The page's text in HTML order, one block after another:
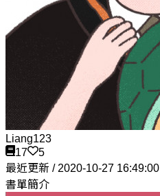
Liang123
17
5
最近更新 / 2020-10-27 16:49:00
書單簡介